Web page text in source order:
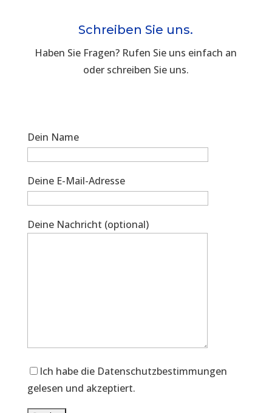
Schreiben Sie uns.
Haben Sie Fragen? Rufen Sie uns einfach an
oder schreiben Sie uns.
Dein Name
Deine E-Mail-Adresse
Deine Nachricht (optional)
Ich habe die Datenschutzbestimmungen
gelesen und akzeptiert.